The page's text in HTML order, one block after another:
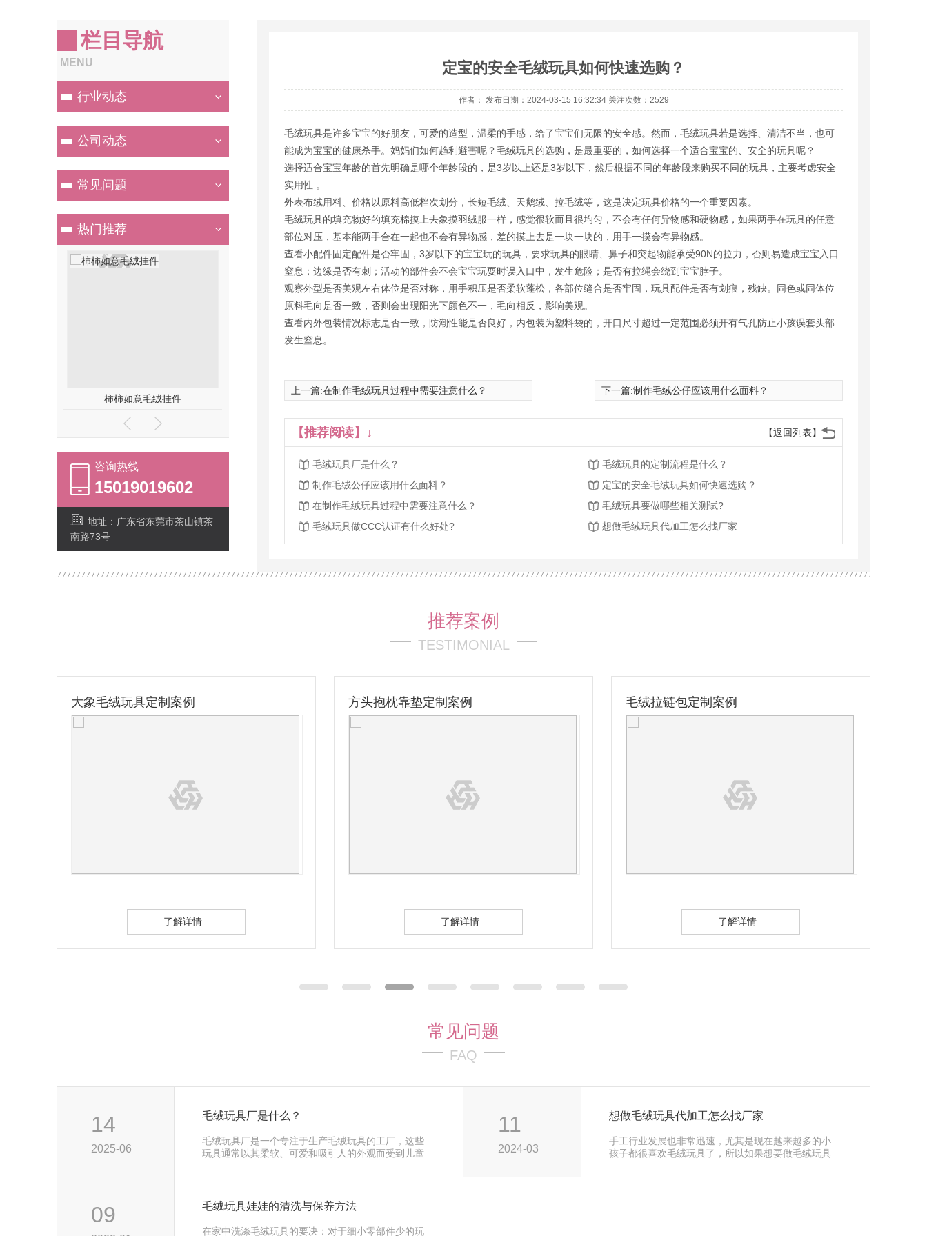
1 2
栏目导航
MENU
行业动态
公司动态
常见问题
热门推荐
AI智能毛绒玩具吉祥物 外贸毛绒羊公仔玩具 智能AI机蕊毛绒玩具羊驼
咨询热线
15019019602
地址：广东省东莞市茶山镇茶
南路73号
定宝的安全毛绒玩具如何快速选购？
作者： 发布日期：2024-03-15 16:32:34 关注次数：2529
毛绒玩具是许多宝宝的好朋友，可爱的造型，温柔的手感，给了宝宝们无限的安全感。然而，毛绒玩具若是选择、清洁不当，也可
能成为宝宝的健康杀手。妈妈们如何趋利避害呢？毛绒玩具的选购，是最重要的，如何选择一个适合宝宝的、安全的玩具呢？
选择适合宝宝年龄的首先明确是哪个年龄段的，是3岁以上还是3岁以下，然后根据不同的年龄段来购买不同的玩具，主要考虑安全
实用性 。
外表布绒用料、价格以原料高低档次划分，长短毛绒、天鹅绒、拉毛绒等，这是决定玩具价格的一个重要因素。
毛绒玩具的填充物好的填充棉摸上去象摸羽绒服一样，感觉很软而且很均匀，不会有任何异物感和硬物感，如果两手在玩具的任意
部位对压，基本能两手合在一起也不会有异物感，差的摸上去是一块一块的，用手一摸会有异物感。
查看小配件固定配件是否牢固，3岁以下的宝宝玩的玩具，要求玩具的眼睛、鼻子和突起物能承受90N的拉力，否则易造成宝宝入口
窒息；边缘是否有刺；活动的部件会不会宝宝玩耍时误入口中，发生危险；是否有拉绳会绕到宝宝脖子。
观察外型是否美观左右体位是否对称，用手积压是否柔软蓬松，各部位缝合是否牢固，玩具配件是否有划痕，残缺。同色或同体位
原料毛向是否一致，否则会出现阳光下颜色不一，毛向相反，影响美观。
查看内外包装情况标志是否一致，防潮性能是否良好，内包装为塑料袋的，开口尺寸超过一定范围必须开有气孔防止小孩误套头部
发生窒息。
上一篇:在制作毛绒玩具过程中需要注意什么？ 下一篇:制作毛绒公仔应该用什么面料？
【返回列表】
【推荐阅读】↓
毛绒玩具厂是什么？
毛绒玩具的定制流程是什么？
制作毛绒公仔应该用什么面料？
定宝的安全毛绒玩具如何快速选购？
在制作毛绒玩具过程中需要注意什么？
毛绒玩具要做哪些相关测试?
毛绒玩具做CCC认证有什么好处?
想做毛绒玩具代加工怎么找厂家
推荐案例
TESTIMONIAL
方头抱枕靠垫定制案例
了解详情
毛绒拉链包定制案例
了解详情
吉祥物公仔定制案例
了解详情
常见问题
FAQ
14
2025-06
毛绒玩具厂是什么？
毛绒玩具厂是一个专注于生产毛绒玩具的工厂，这些
玩具通常以其柔软、可爱和吸引人的外观而受到儿童
11
2024-03
想做毛绒玩具代加工怎么找厂家
手工行业发展也非常迅速，尤其是现在越来越多的小
孩子都很喜欢毛绒玩具了，所以如果想要做毛绒玩具
09 毛绒玩具娃娃的清洗与保养方法
在家中洗涤毛绒玩具的要决：对于细小零部件少的玩